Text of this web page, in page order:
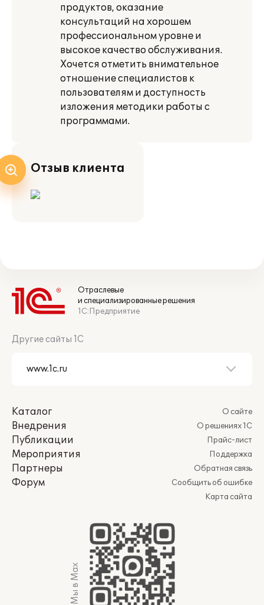
продуктов, оказание
консультаций на хорошем
профессиональном уровне и
высокое качество обслуживания.
Хочется отметить внимательное
отношение специалистов к
пользователям и доступность
изложения методики работы с
программами.
Отзыв клиента
Отраслевые
и специализированные решения
1С:Предприятие
Другие сайты 1С
Каталог
Внедрения
Публикации
Мероприятия
Партнеры
Форум
О сайте
О решениях 1С
Прайс-лист
Поддержка
Обратная связь
Сообщить об ошибке
Карта сайта
Мы в Max